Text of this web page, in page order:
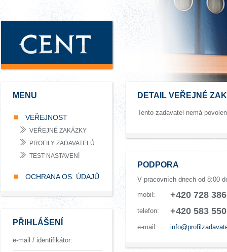
MENU
VEŘEJNOST
VEŘEJNÉ ZAKÁZKY
PROFILY ZADAVATELŮ
TEST NASTAVENÍ
OCHRANA OS. ÚDAJŮ
PŘIHLÁŠENÍ
e-mail / identifikátor:
DETAIL VEŘEJNÉ
Tento zadavatel nemá
PODPORA
V pracovních dnech od 8:00
mobil:
+420 728
telefon: +420 583
e-mail: